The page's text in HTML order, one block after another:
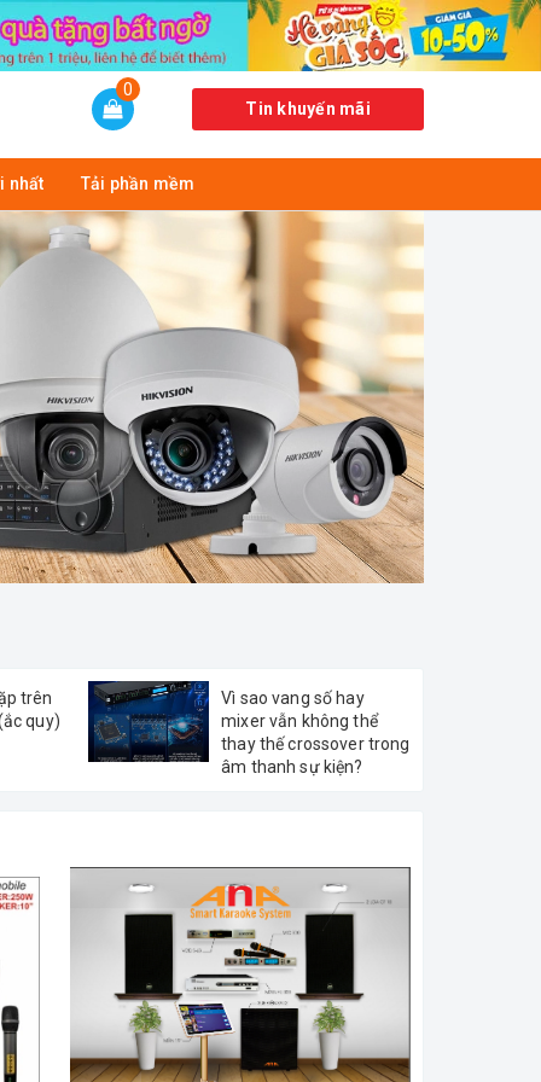
0
Tin khuyến mãi
nhất Tải phần mềm
trên
quy)
Vì sao vang số hay
mixer vẫn không thể
thay thế crossover trong
âm thanh sự kiện?